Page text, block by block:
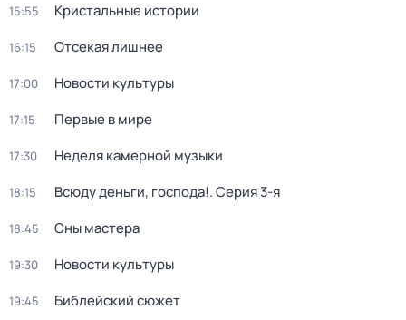
15:55 Кристальные истории
16:15 Отсекая лишнее
17:00 Новости культуры
17:15 Первые в мире
17:30 Неделя камерной музыки
18:15 Всюду деньги, господа!. Серия 3-я
18:45 Сны мастера
19:30 Новости культуры
19:45 Библейский сюжет